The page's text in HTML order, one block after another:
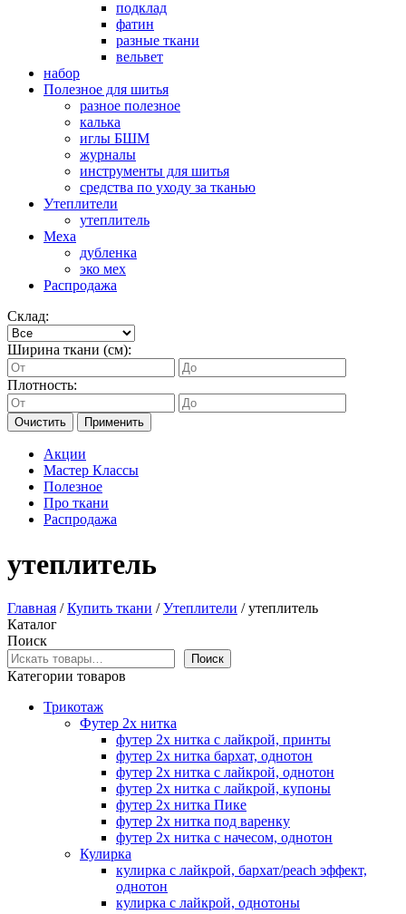
подклад
фатин
разные ткани
вельвет
набор
Полезное для шитья
разное полезное
калька
иглы БШМ
журналы
инструменты для шитья
средства по уходу за тканью
Утеплители
утеплитель
Меха
дубленка
эко мех
Распродажа
Склад:
Ширина ткани (см):
Плотность:
Очистить Применить
Акции
Мастер Классы
Полезное
Про ткани
Распродажа
утеплитель
Главная /Купить ткани /Утеплители / утеплитель
Каталог
Поиск
Поиск
Категории товаров
Трикотаж
Футер 2х нитка
футер 2х нитка с лайкрой, принты
футер 2х нитка бархат, однотон
футер 2х нитка с лайкрой, однотон
футер 2х нитка с лайкрой, купоны
футер 2х нитка Пике
футер 2х нитка под варенку
футер 2х нитка с начесом, однотон
Кулирка
кулирка с лайкрой, бархат/peach эффект,
однотон
кулирка с лайкрой, однотоны